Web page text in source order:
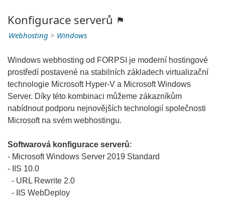
Konfigurace serverů
Webhosting > Windows
Windows webhosting od FORPSI je moderní hostingové
prostředí postavené na stabilních základech virtualizační
technologie Microsoft Hyper-V a Microsoft Windows
Server. Díky této kombinaci můžeme zákazníkům
nabídnout podporu nejnovějších technologií společnosti
Microsoft na svém webhostingu.
Softwarová konfigurace serverů:
- Microsoft Windows Server 2019 Standard
- IIS 10.0
- URL Rewrite 2.0
- IIS WebDeploy